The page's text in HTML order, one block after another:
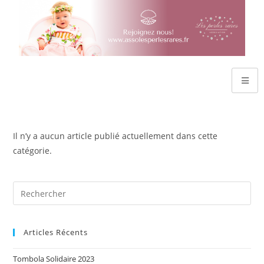
Il n’y a aucun article publié actuellement dans cette
catégorie.
Articles Récents
Tombola Solidaire 2023